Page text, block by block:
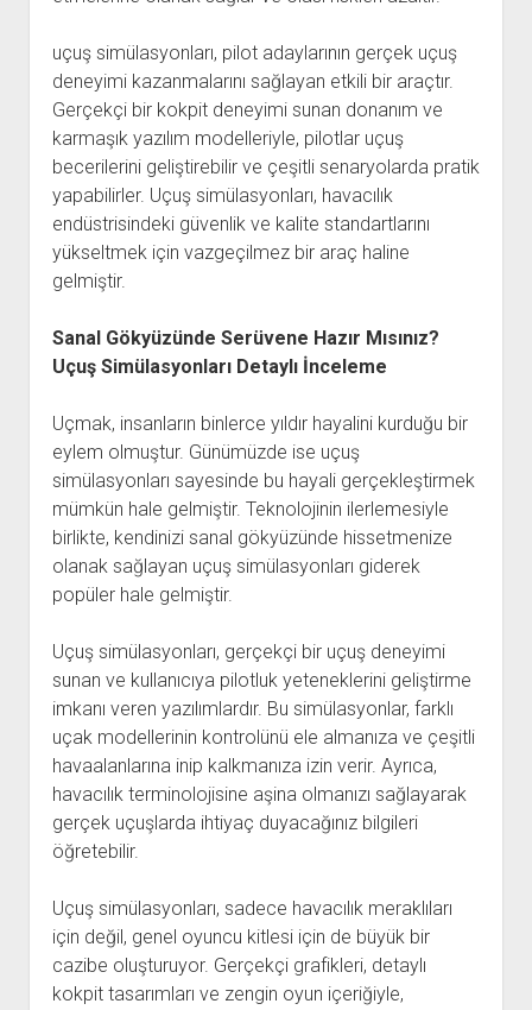
uçuş simülasyonları, pilot adaylarının gerçek uçuş
deneyimi kazanmalarını sağlayan etkili bir araçtır.
Gerçekçi bir kokpit deneyimi sunan donanım ve
karmaşık yazılım modelleriyle, pilotlar uçuş
becerilerini geliştirebilir ve çeşitli senaryolarda pratik
yapabilirler. Uçuş simülasyonları, havacılık
endüstrisindeki güvenlik ve kalite standartlarını
yükseltmek için vazgeçilmez bir araç haline
gelmiştir.
Sanal Gökyüzünde Serüvene Hazır Mısınız?
Uçuş Simülasyonları Detaylı İnceleme
Uçmak, insanların binlerce yıldır hayalini kurduğu bir
eylem olmuştur. Günümüzde ise uçuş
simülasyonları sayesinde bu hayali gerçekleştirmek
mümkün hale gelmiştir. Teknolojinin ilerlemesiyle
birlikte, kendinizi sanal gökyüzünde hissetmenize
olanak sağlayan uçuş simülasyonları giderek
popüler hale gelmiştir.
Uçuş simülasyonları, gerçekçi bir uçuş deneyimi
sunan ve kullanıcıya pilotluk yeteneklerini geliştirme
imkanı veren yazılımlardır. Bu simülasyonlar, farklı
uçak modellerinin kontrolünü ele almanıza ve çeşitli
havaalanlarına inip kalkmanıza izin verir. Ayrıca,
havacılık terminolojisine aşina olmanızı sağlayarak
gerçek uçuşlarda ihtiyaç duyacağınız bilgileri
öğretebilir.
Uçuş simülasyonları, sadece havacılık meraklıları
için değil, genel oyuncu kitlesi için de büyük bir
cazibe oluşturuyor. Gerçekçi grafikleri, detaylı
kokpit tasarımları ve zengin oyun içeriğiyle,